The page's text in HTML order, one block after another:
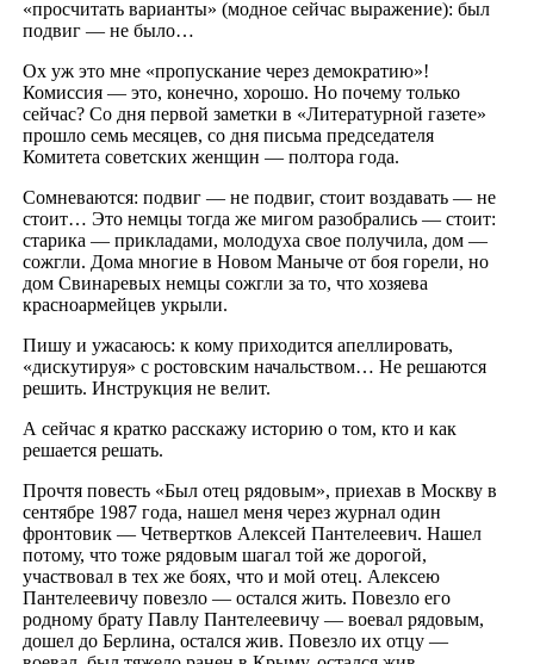
«просчитать варианты» (модное сейчас выражение): был
подвиг — не было…
Ох уж это мне «пропускание через демократию»!
Комиссия — это, конечно, хорошо. Но почему только
сейчас? Со дня первой заметки в «Литературной газете»
прошло семь месяцев, со дня письма председателя
Комитета советских женщин — полтора года.
Сомневаются: подвиг — не подвиг, стоит воздавать — не
стоит… Это немцы тогда же мигом разобрались — стоит:
старика — прикладами, молодуха свое получила, дом —
сожгли. Дома многие в Новом Маныче от боя горели, но
дом Свинаревых немцы сожгли за то, что хозяева
красноармейцев укрыли.
Пишу и ужасаюсь: к кому приходится апеллировать,
«дискутируя» с ростовским начальством… Не решаются
решить. Инструкция не велит.
А сейчас я кратко расскажу историю о том, кто и как
решается решать.
Прочтя повесть «Был отец рядовым», приехав в Москву в
сентябре 1987 года, нашел меня через журнал один
фронтовик — Четвертков Алексей Пантелеевич. Нашел
потому, что тоже рядовым шагал той же дорогой,
участвовал в тех же боях, что и мой отец. Алексею
Пантелеевичу повезло — остался жить. Повезло его
родному брату Павлу Пантелеевичу — воевал рядовым,
дошел до Берлина, остался жив. Повезло их отцу —